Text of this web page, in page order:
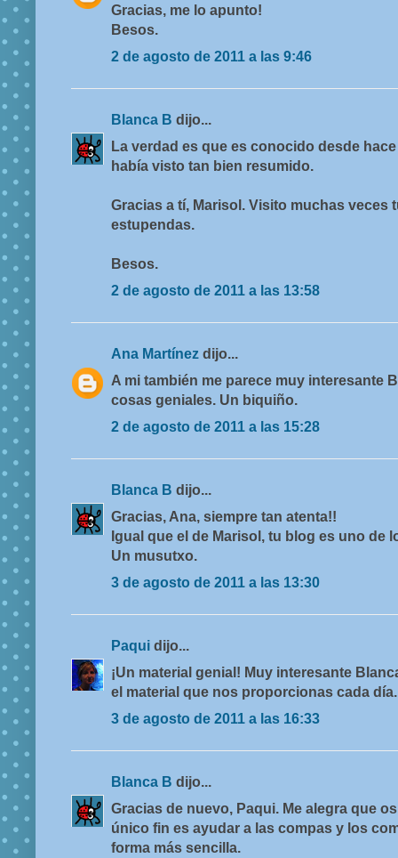
Gracias, me lo apunto!
Besos.
2 de agosto de 2011 a las 9:46
Blanca B dijo...
La verdad es que es conocido desde
había visto tan bien resumido.
Gracias a tí, Marisol. Visito muchas veces
estupendas.
Besos.
2 de agosto de 2011 a las 13:58
Ana Martínez dijo...
A mi también me parece muy interesante
cosas geniales. Un biquiño.
2 de agosto de 2011 a las 15:28
Blanca B dijo...
Gracias, Ana, siempre tan atenta!!
Igual que el de Marisol, tu blog es uno de
Un musutxo.
3 de agosto de 2011 a las 13:30
Paqui dijo...
¡Un material genial! Muy interesante
el material que nos proporcionas cada
3 de agosto de 2011 a las 16:33
Blanca B dijo...
Gracias de nuevo, Paqui. Me alegra que
único fin es ayudar a las compas y los
forma más sencilla.